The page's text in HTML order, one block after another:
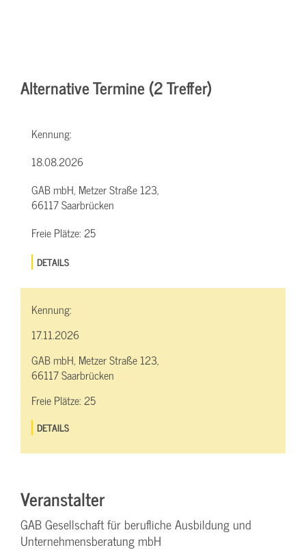
Alternative Termine (2 Treffer)
Kennung:
18.08.2026
GAB mbH, Metzer Straße 123,
66117 Saarbrücken
Freie Plätze:25
DETAILS
Kennung:
17.11.2026
GAB mbH, Metzer Straße 123,
66117 Saarbrücken
Freie Plätze:25
DETAILS
Veranstalter
GAB Gesellschaft für berufliche Ausbildung und
Unternehmensberatung mbH